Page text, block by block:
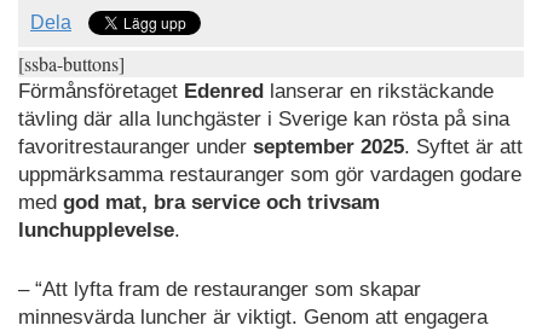
Dela
[ssba-buttons]
Förmånsföretaget Edenred lanserar en rikstäckande
tävling där alla lunchgäster i Sverige kan rösta på sina
favoritrestauranger under september 2025. Syftet är att
uppmärksamma restauranger som gör vardagen godare
med god mat, bra service och trivsam
lunchupplevelse.
– “Att lyfta fram de restauranger som skapar
minnesvärda luncher är viktigt. Genom att engagera